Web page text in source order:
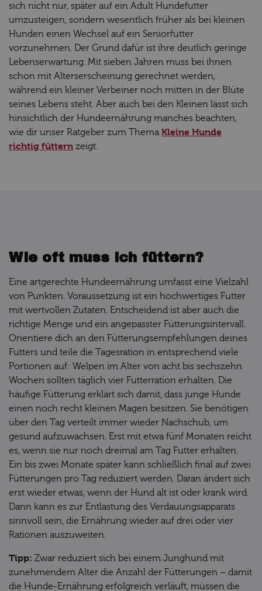
sich nicht nur, später auf ein Adult Hundefutter
umzusteigen, sondern wesentlich früher als bei kleinen
Hunden einen Wechsel auf ein Seniorfutter
vorzunehmen. Der Grund dafür ist ihre deutlich geringe
Lebenserwartung. Mit sieben Jahren muss bei ihnen
schon mit Alterserscheinung gerechnet werden,
während ein kleiner Verbeiner noch mitten in der Blüte
seines Lebens steht. Aber auch bei den Kleinen lässt sich
hinsichtlich der Hundeernährung manches beachten,
wie dir unser Ratgeber zum Thema Kleine Hunde
richtig füttern zeigt.
Wie oft muss ich füttern?
Eine artgerechte Hundeernährung umfasst eine Vielzahl
von Punkten. Voraussetzung ist ein hochwertiges Futter
mit wertvollen Zutaten. Entscheidend ist aber auch die
richtige Menge und ein angepasster Fütterungsintervall.
Orientiere dich an den Fütterungsempfehlungen deines
Futters und teile die Tagesration in entsprechend viele
Portionen auf: Welpen im Alter von acht bis sechszehn
Wochen sollten täglich vier Futterration erhalten. Die
häufige Fütterung erklärt sich damit, dass junge Hunde
einen noch recht kleinen Magen besitzen. Sie benötigen
über den Tag verteilt immer wieder Nachschub, um
gesund aufzuwachsen. Erst mit etwa fünf Monaten reicht
es, wenn sie nur noch dreimal am Tag Futter erhalten.
Ein bis zwei Monate später kann schließlich final auf zwei
Fütterungen pro Tag reduziert werden. Daran ändert sich
erst wieder etwas, wenn der Hund alt ist oder krank wird.
Dann kann es zur Entlastung des Verdauungsapparats
sinnvoll sein, die Ernährung wieder auf drei oder vier
Rationen auszuweiten.
Tipp: Zwar reduziert sich bei einem Junghund mit
zunehmendem Alter die Anzahl der Fütterungen – damit
die Hunde-Ernährung erfolgreich verläuft, müssen die